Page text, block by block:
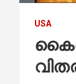
USA